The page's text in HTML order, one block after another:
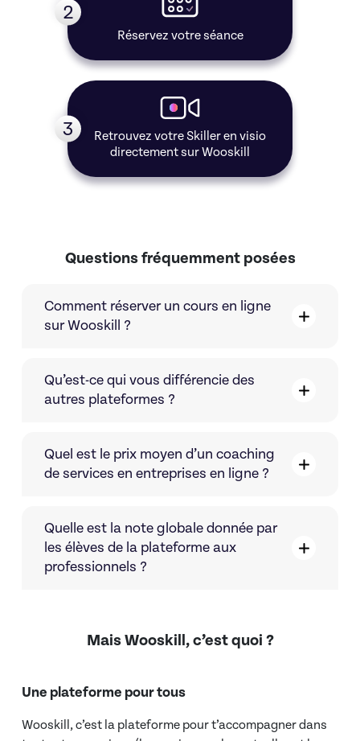
2
Réservez votre séance
3
Retrouvez votre Skiller en visio
directement sur Wooskill
Questions fréquemment posées
Comment réserver un cours en ligne
sur Wooskill ?
Qu’est-ce qui vous différencie des
autres plateformes ?
Quel est le prix moyen d’un coaching
de services en entreprises en ligne ?
Quelle est la note globale donnée par
les élèves de la plateforme aux
professionnels ?
Mais Wooskill, c’est quoi ?
Une plateforme pour tous
Wooskill, c’est la plateforme pour t’accompagner dans